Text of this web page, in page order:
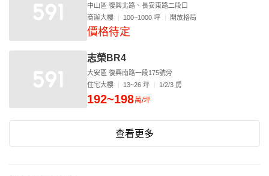
中山區 復興北路、長安東路二段口
商辦大樓
100~1000 坪 開放格局
價格待定
志榮BR4
大安區 復興南路一段175號旁
住宅大樓
13~26 坪 1/2/3 房
192~198萬/坪
查看更多